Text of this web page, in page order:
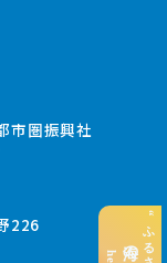
市圏振興社
226